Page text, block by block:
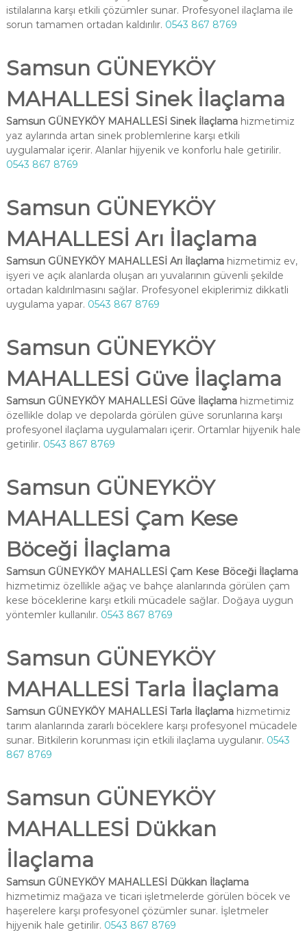
istilalarına karşı etkili çözümler sunar. Profesyonel ilaçlama ile
sorun tamamen ortadan kaldırılır. 0543 867 8769
Samsun GÜNEYKÖY
MAHALLESİ Sinek İlaçlama
Samsun GÜNEYKÖY MAHALLESİ Sinek İlaçlamahizmetimiz
yaz aylarında artan sinek problemlerine karşı etkili
uygulamalar içerir. Alanlar hijyenik ve konforlu hale getirilir.
0543 867 8769
Samsun GÜNEYKÖY
MAHALLESİ Arı İlaçlama
Samsun GÜNEYKÖY MAHALLESİ Arı İlaçlamahizmetimiz ev,
işyeri ve açık alanlarda oluşan arı yuvalarının güvenli şekilde
ortadan kaldırılmasını sağlar. Profesyonel ekiplerimiz dikkatli
uygulama yapar. 0543 867 8769
Samsun GÜNEYKÖY
MAHALLESİ Güve İlaçlama
Samsun GÜNEYKÖY MAHALLESİ Güve İlaçlamahizmetimiz
özellikle dolap ve depolarda görülen güve sorunlarına karşı
profesyonel ilaçlama uygulamaları içerir. Ortamlar hijyenik hale
getirilir. 0543 867 8769
Samsun GÜNEYKÖY
MAHALLESİ Çam Kese
Böceği İlaçlama
Samsun GÜNEYKÖY MAHALLESİ Çam Kese Böceği İlaçlama
hizmetimiz özellikle ağaç ve bahçe alanlarında görülen çam
kese böceklerine karşı etkili mücadele sağlar. Doğaya uygun
yöntemler kullanılır. 0543 867 8769
Samsun GÜNEYKÖY
MAHALLESİ Tarla İlaçlama
Samsun GÜNEYKÖY MAHALLESİ Tarla İlaçlamahizmetimiz
tarım alanlarında zararlı böceklere karşı profesyonel mücadele
sunar. Bitkilerin korunması için etkili ilaçlama uygulanır. 0543
867 8769
Samsun GÜNEYKÖY
MAHALLESİ Dükkan
İlaçlama
Samsun GÜNEYKÖY MAHALLESİ Dükkan İlaçlama
hizmetimiz mağaza ve ticari işletmelerde görülen böcek ve
haşerelere karşı profesyonel çözümler sunar. İşletmeler
hijyenik hale getirilir. 0543 867 8769